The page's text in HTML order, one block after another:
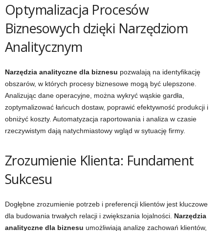
Optymalizacja Procesów
Biznesowych dzięki Narzędziom
Analitycznym
Narzędzia analityczne dla biznesu pozwalają na identyfikację
obszarów, w których procesy biznesowe mogą być ulepszone.
Analizując dane operacyjne, można wykryć wąskie gardła,
zoptymalizować łańcuch dostaw, poprawić efektywność produkcji i
obniżyć koszty. Automatyzacja raportowania i analiza w czasie
rzeczywistym dają natychmiastowy wgląd w sytuację firmy.
Zrozumienie Klienta: Fundament
Sukcesu
Dogłębne zrozumienie potrzeb i preferencji klientów jest kluczowe
dla budowania trwałych relacji i zwiększania lojalności. Narzędzia
analityczne dla biznesu umożliwiają analizę zachowań klientów,